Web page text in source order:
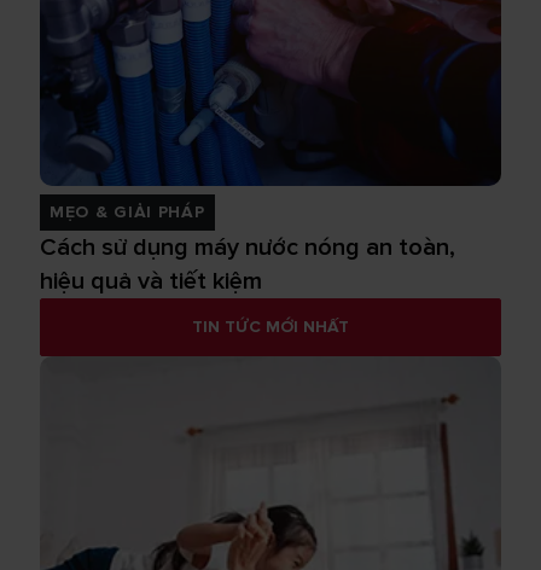
MẸO & GIẢI PHÁP
Cách sử dụng máy nước nóng an toàn,
hiệu quả và tiết kiệm
TIN TỨC MỚI NHẤT